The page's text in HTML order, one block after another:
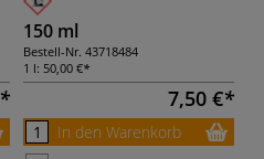
150 ml
Bestell-Nr. 43718484
1 l: 50,00 €
7,50 €
In den Warenkorb